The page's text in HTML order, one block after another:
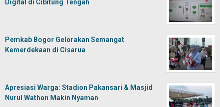
Digital di Cibitung Tengah
Pemkab Bogor Gelorakan Semangat
Kemerdekaan di Cisarua
Apresiasi Warga: Stadion Pakansari & Masjid
Nurul Wathon Makin Nyaman